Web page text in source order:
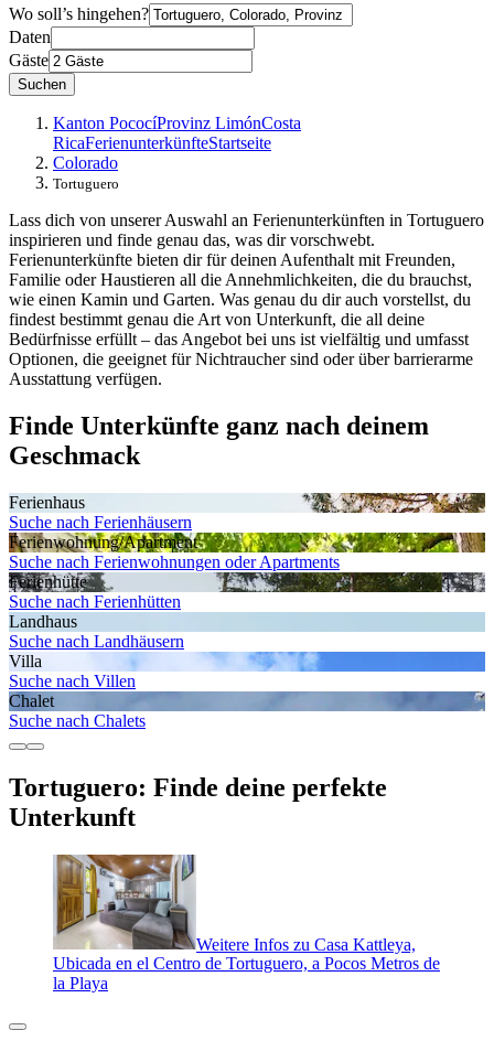
Wo soll’s hingehen?
Daten
Gäste
Suchen
Kanton PococíProvinz LimónCosta
RicaFerienunterkünfteStartseite
Colorado
Tortuguero
Lass dich von unserer Auswahl an Ferienunterkünften in Tortuguero
inspirieren und finde genau das, was dir vorschwebt.
Ferienunterkünfte bieten dir für deinen Aufenthalt mit Freunden,
Familie oder Haustieren all die Annehmlichkeiten, die du brauchst,
wie einen Kamin und Garten. Was genau du dir auch vorstellst, du
findest bestimmt genau die Art von Unterkunft, die all deine
Bedürfnisse erfüllt – das Angebot bei uns ist vielfältig und umfasst
Optionen, die geeignet für Nichtraucher sind oder über barrierarme
Ausstattung verfügen.
Finde Unterkünfte ganz nach deinem
Geschmack
Ferienhaus
Suche nach Ferienhäusern
Ferienwohnung/Apartment
Suche nach Ferienwohnungen oder Apartments
Ferienhütte
Suche nach Ferienhütten
Landhaus
Suche nach Landhäusern
Villa
Suche nach Villen
Chalet
Suche nach Chalets
Tortuguero: Finde deine perfekte
Unterkunft
Weitere Infos zu Casa Kattleya,
Ubicada en el Centro de Tortuguero, a Pocos Metros de
la Playa